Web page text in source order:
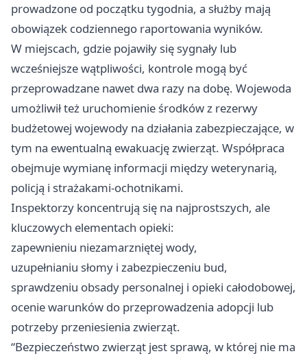
prowadzone od początku tygodnia, a służby mają
obowiązek codziennego raportowania wyników.
W miejscach, gdzie pojawiły się sygnały lub
wcześniejsze wątpliwości, kontrole mogą być
przeprowadzane nawet dwa razy na dobę. Wojewoda
umożliwił też uruchomienie środków z rezerwy
budżetowej wojewody na działania zabezpieczające, w
tym na ewentualną ewakuację zwierząt. Współpraca
obejmuje wymianę informacji między weterynarią,
policją i strażakami-ochotnikami.
Inspektorzy koncentrują się na najprostszych, ale
kluczowych elementach opieki:
zapewnieniu niezamarzniętej wody,
uzupełnianiu słomy i zabezpieczeniu bud,
sprawdzeniu obsady personalnej i opieki całodobowej,
ocenie warunków do przeprowadzenia adopcji lub
potrzeby przeniesienia zwierząt.
“Bezpieczeństwo zwierząt jest sprawą, w której nie ma